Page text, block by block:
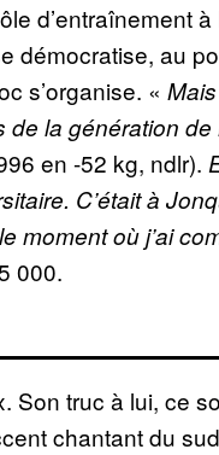
d’entraînement
démocratise, au
s’organise. «
de la génération
en -52 kg, ndlr).
C’était à
moment où j’ai
000.
Son truc à lui, ce
chantant du